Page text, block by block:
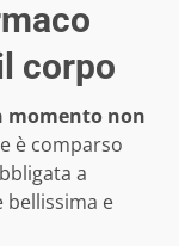
corpo
momento non
è comparso
a
e